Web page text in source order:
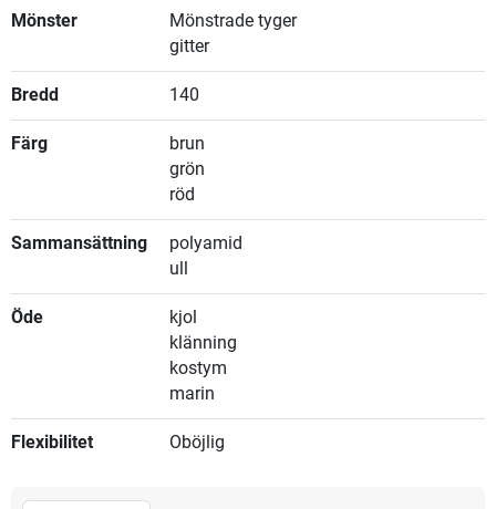
Mönster
Mönstrade tyger
gitter
Bredd 140
Färg
brun
grön
röd
Sammansättning
polyamid
ull
Öde
kjol
klänning
kostym
marin
Flexibilitet Oböjlig